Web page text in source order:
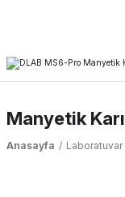
Manyetik
Anasayfa Laboratuvar